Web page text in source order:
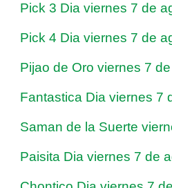
Pick 3 Dia viernes 7 de
Pick 4 Dia viernes 7 de
Pijao de Oro viernes 7
Fantastica Dia viernes 7
Saman de la Suerte
Paisita Dia viernes 7 de